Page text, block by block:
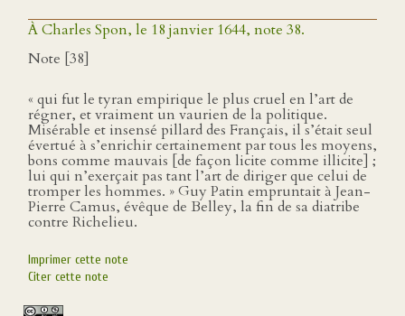
À Charles Spon, le 18 janvier 1644, note 38.
Note [38]
« qui fut le tyran empirique le plus cruel en l’art de
régner, et vraiment un vaurien de la politique.
Misérable et insensé pillard des Français, il s’était seul
évertué à s’enrichir certainement par tous les moyens,
bons comme mauvais [de façon licite comme illicite] ;
lui qui n’exerçait pas tant l’art de diriger que celui de
tromper les hommes. » Guy Patin empruntait à Jean-
Pierre Camus, évêque de Belley, la fin de sa diatribe
contre Richelieu.
Imprimer cette note
Citer cette note